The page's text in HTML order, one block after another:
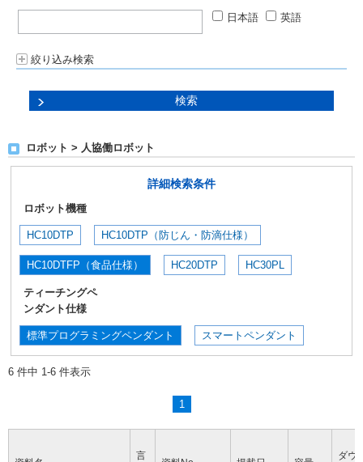
日本語
英語
絞り込み検索
ロボット > 人協働ロボット
詳細検索条件
ロボット機種
HC10DTP HC10DTP（防じん・防滴仕様）
HC10DTFP（食品仕様） HC20DTP HC30PL
ティーチングペ
ンダント仕様
標準プログラミングペンダント スマートペンダント
6 件中 1-6 件表示
1
言
ダウ